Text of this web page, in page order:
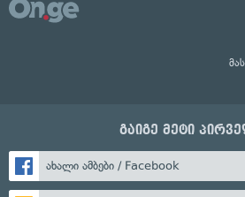
გაიგე მეტი
ახალი ამბები / Facebook